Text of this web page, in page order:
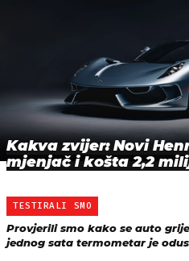
Kakva zvijer: Novi
mjenjač i košta 2,2
TESTIRALI SMO
Provjerili smo kako se auto
jednog sata termometar je